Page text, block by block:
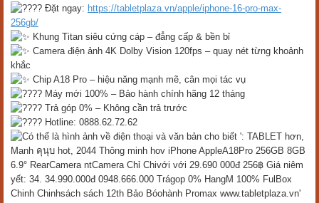
Đặt ngay: https://tabletplaza.vn/apple/iphone-16-pro-max-
256gb/
Khung Titan siêu cứng cáp – đẳng cấp & bền bỉ
Camera điện ảnh 4K Dolby Vision 120fps – quay nét từng khoảnh
khắc
Chip A18 Pro – hiệu năng mạnh mẽ, cân mọi tác vụ
Máy mới 100% – Bảo hành chính hãng 12 tháng
Trả góp 0% – Không cần trả trước
Hotline: 0888.62.72.62